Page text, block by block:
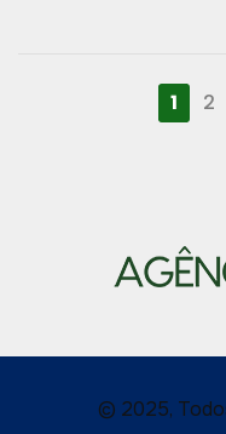
1 2
© 2025,